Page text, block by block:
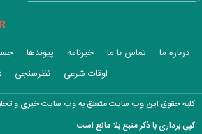
با وجود جنگ و تحریم می‌توان شرایط اقتصادی را
خبر مهم برای بازنشستگان/ شرط جدید
قیمت انواع لپ تاپ ام اس آی MSI + جدول
باشم
آتلانتیک: تاب‌آوری ایران دولت ترامپ را غافلگیر کرد
درباره ما تماس با ما خبرنامه پیوندها
اوقات شرعی
نظرسنجی
کپی برداری با ذکر منبع بلا مانع است.